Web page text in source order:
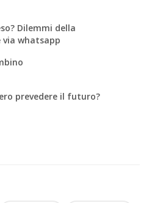
Dilemmi della
via whatsapp
prevedere il futuro?